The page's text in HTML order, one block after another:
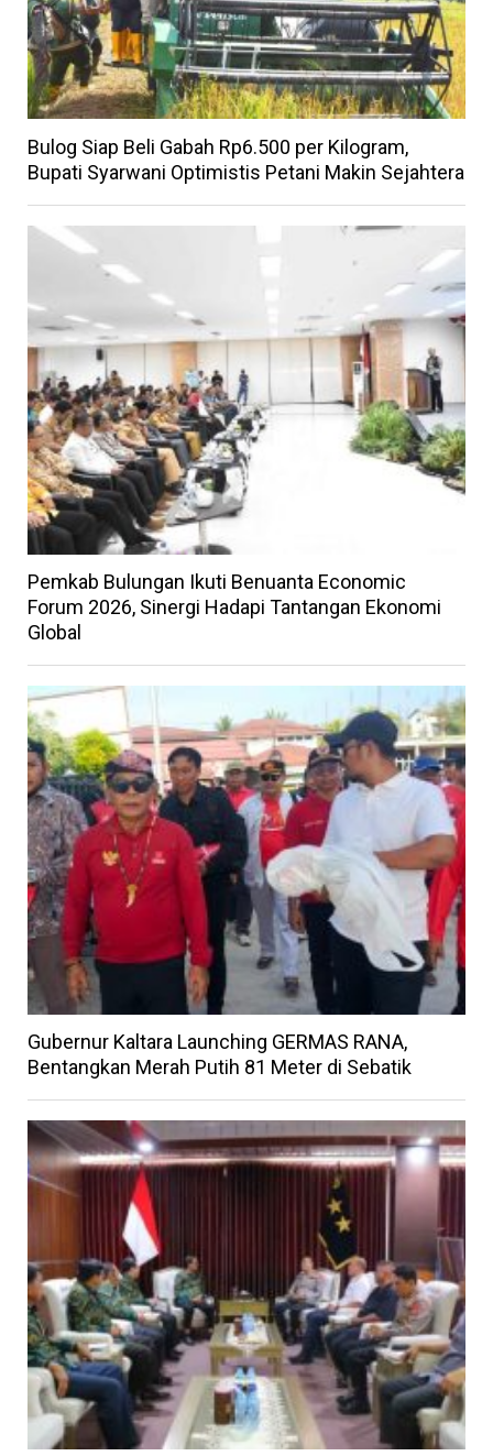
Bulog Siap Beli Gabah Rp6.500 per Kilogram,
Bupati Syarwani Optimistis Petani Makin Sejahtera
Pemkab Bulungan Ikuti Benuanta Economic
Forum 2026, Sinergi Hadapi Tantangan Ekonomi
Global
Gubernur Kaltara Launching GERMAS RANA,
Bentangkan Merah Putih 81 Meter di Sebatik